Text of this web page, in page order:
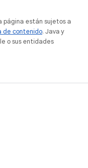
página están sujetos a
de contenido. Java y
o sus entidades